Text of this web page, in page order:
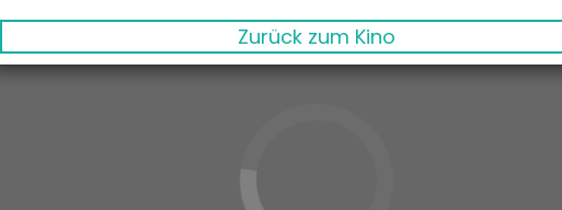
Zurück zum Kino